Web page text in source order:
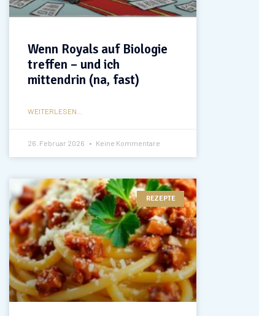
Wenn Royals auf Biologie
treffen – und ich
mittendrin (na, fast)
WEITERLESEN...
26. Februar 2026 Keine Kommentare
REZEPTE